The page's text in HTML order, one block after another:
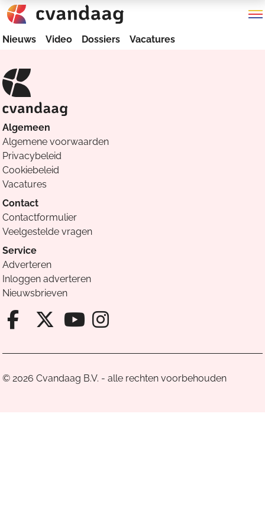
Nieuws Video Dossiers Vacatures
Algemeen
Algemene voorwaarden
Privacybeleid
Cookiebeleid
Vacatures
Contact
Contactformulier
Veelgestelde vragen
Service
Adverteren
Inloggen adverteren
Nieuwsbrieven
Facebook van Cvandaag
X van Cvandaag
Instagram van
© 2026 Cvandaag B.V. - alle rechten voorbehouden